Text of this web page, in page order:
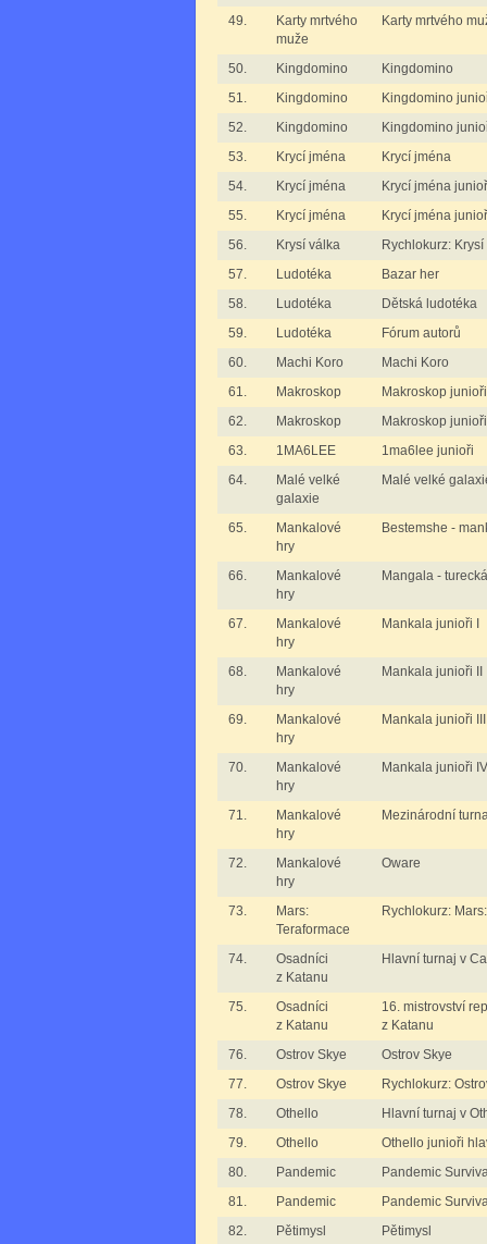
49.
Karty mrtvého
muže
Karty mrtvého
50. Kingdomino
Kingdomino
51.
Kingdomino
Kingdomino
52.
Kingdomino
Kingdomino
53.
Krycí jména
Krycí jména
54.
Krycí jména
Krycí jména
55.
Krycí jména
Krycí jména
56.
Krysí válka
Rychlokurz:
57.
Ludotéka
Bazar her
58.
Ludotéka
Dětská ludotéka
59.
Ludotéka
Fórum autorů
60.
Machi Koro
Machi Koro
61.
Makroskop
Makroskop
62.
Makroskop
Makroskop
63.
1MA6LEE
1ma6lee junioři
64.
Malé velké
galaxie
Malé velké
65.
Mankalové
hry
Bestemshe -
66.
Mankalové
hry
Mangala -
67.
Mankalové
hry
Mankala junioři I
68.
Mankalové
hry
Mankala junioři II
69.
Mankalové
hry
Mankala junioři III
70.
Mankalové
hry
Mankala junioři IV
71.
Mankalové
hry
Mezinárodní
72.
Mankalové
hry
Oware
73.
Mars:
Teraformace
Rychlokurz:
74.
Osadníci
z Katanu
Hlavní turnaj v
75.
Osadníci
z Katanu
16. mistrovství
z Katanu
76.
Ostrov Skye
Ostrov Skye
77.
Ostrov Skye
Rychlokurz:
78.
Othello
Hlavní turnaj v
79.
Othello
Othello junioři
80.
Pandemic
Pandemic
81.
Pandemic
Pandemic
82.
Pětimysl Pětimysl